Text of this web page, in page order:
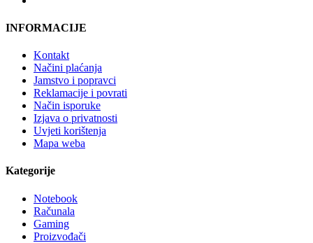
INFORMACIJE
Kontakt
Načini plaćanja
Jamstvo i popravci
Reklamacije i povrati
Način isporuke
Izjava o privatnosti
Uvjeti korištenja
Mapa weba
Kategorije
Notebook
Računala
Gaming
Proizvođači